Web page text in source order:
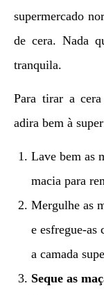
supermercado
de cera. Nada
tranquila.
Para tirar a
adira bem à
Lave bem as
macia para
Mergulhe as
e esfregue-as
a camada
Seque as